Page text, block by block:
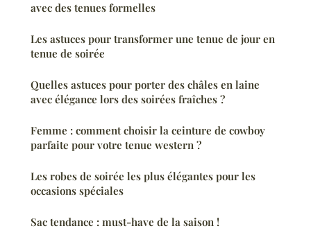
avec des tenues formelles
Les astuces pour transformer une tenue de jour en
tenue de soirée
Quelles astuces pour porter des châles en laine
avec élégance lors des soirées fraîches ?
Femme : comment choisir la ceinture de cowboy
parfaite pour votre tenue western ?
Les robes de soirée les plus élégantes pour les
occasions spéciales
Sac tendance : must-have de la saison !